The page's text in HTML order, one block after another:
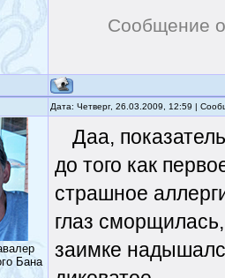
Сообщение
Дата: Четверг, 26.03.2009, 12:59 |
Бана
Даа,
до того как
страшное
глаз
заимке